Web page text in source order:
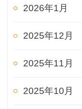
2026年1月
2025年12月
2025年11月
2025年10月